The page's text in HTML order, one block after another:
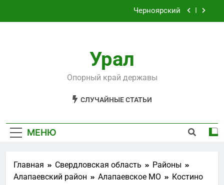
Черноярский
Староуткинск
Черноярский
Урал
Опорный край державы
СЛУЧАЙНЫЕ СТАТЬИ
МЕНЮ
Главная Свердловская область
Районы
Алапаевский район
Алапаевское МО Костино